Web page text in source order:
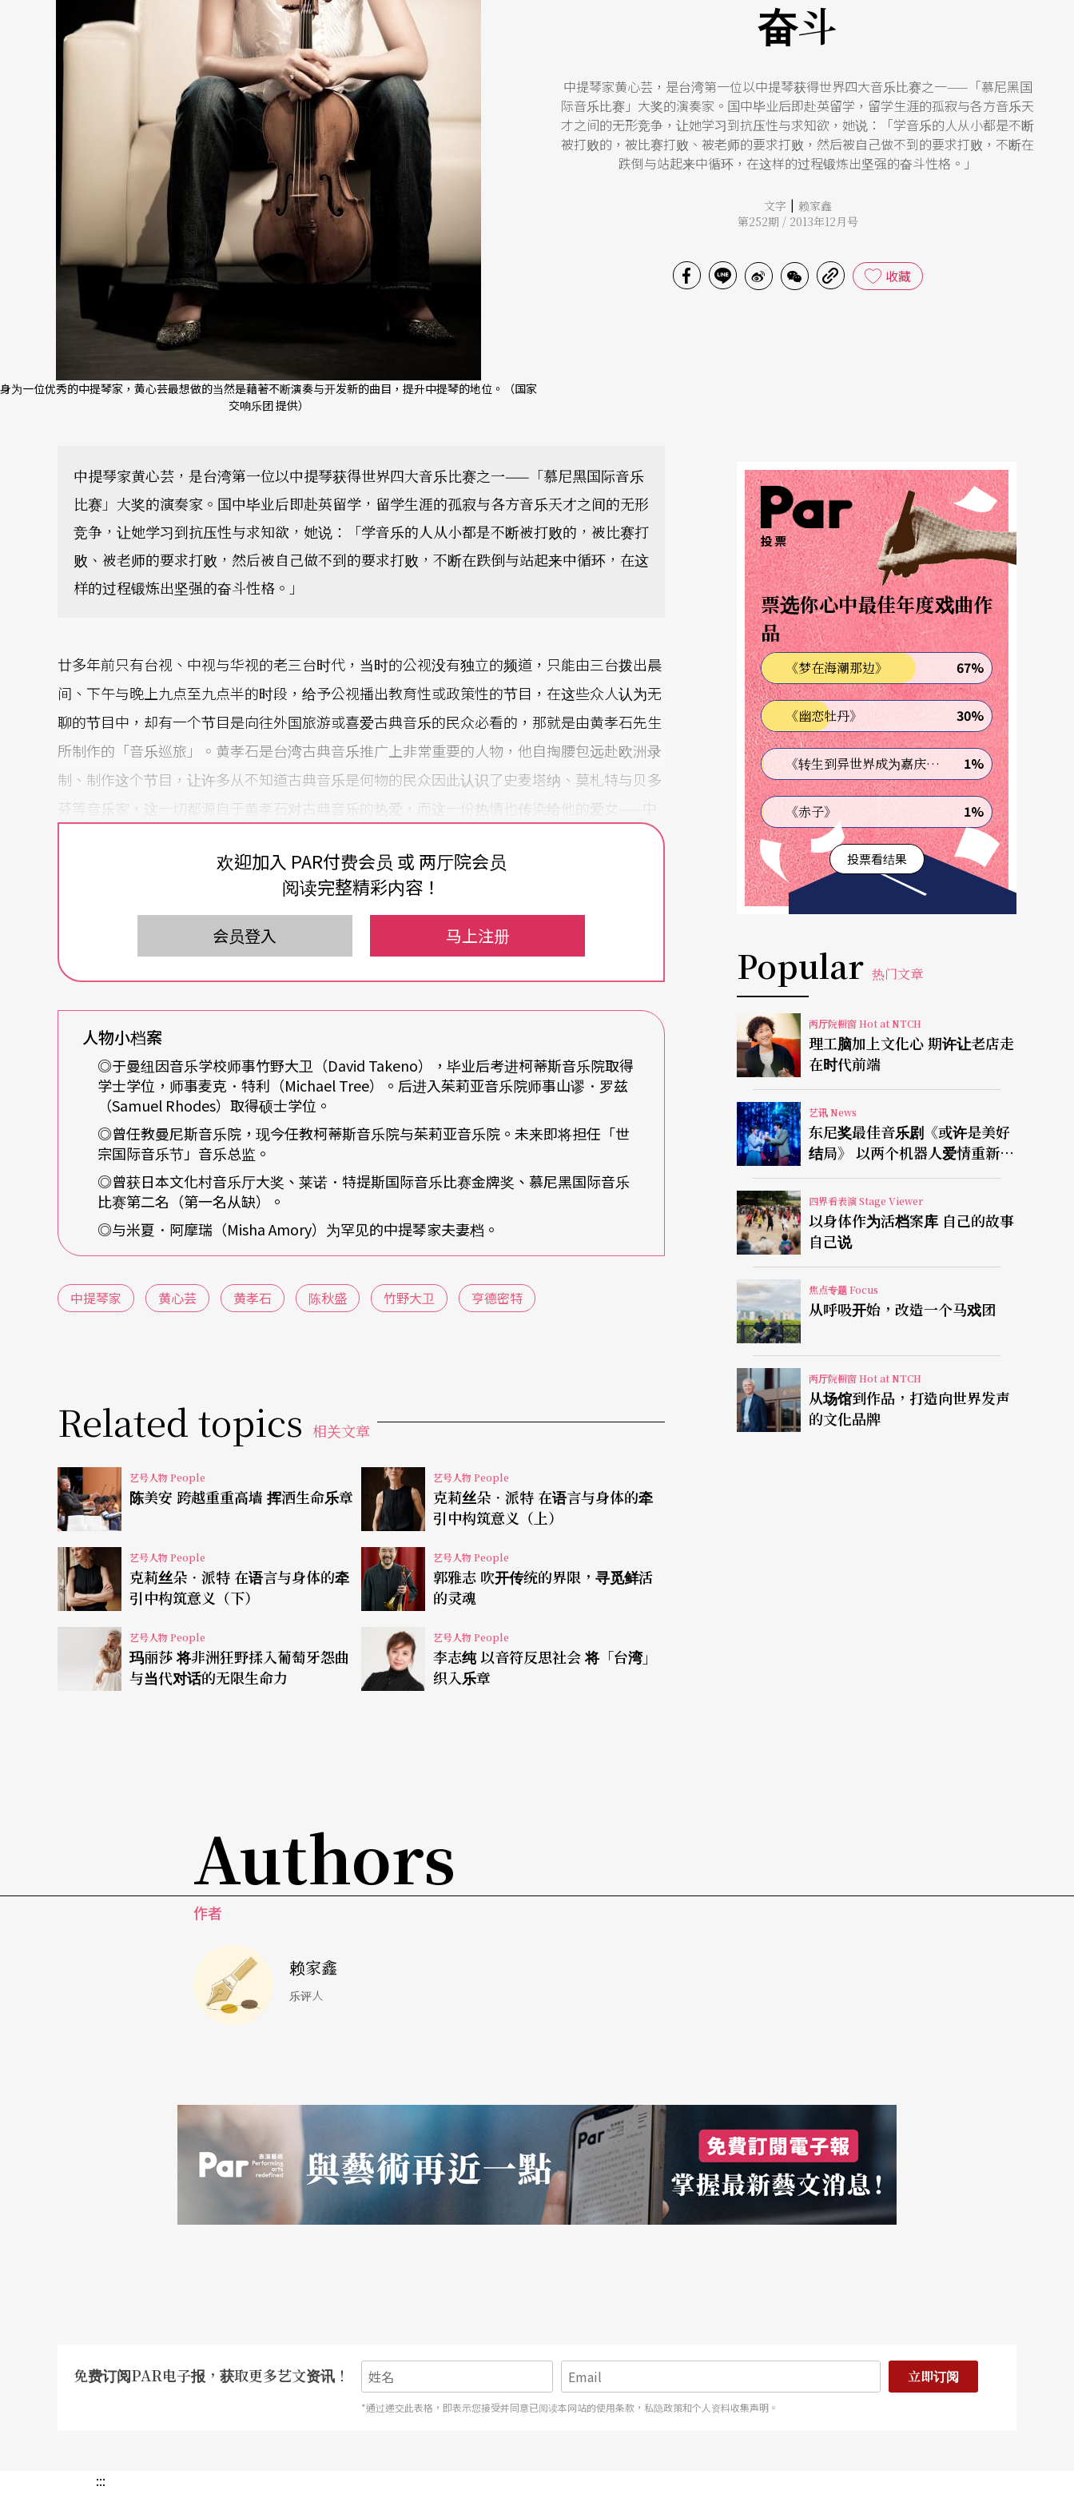
身为一位优秀的中提琴家，黄心芸最想做的当然是藉著不断演奏与开发新的曲目，提升中提琴的地位。（国家
交响乐团 提供）
奋斗
中提琴家黄心芸，是台湾第一位以中提琴获得世界四大音乐比赛之一——「慕尼黑国
际音乐比赛」大奖的演奏家。国中毕业后即赴英留学，留学生涯的孤寂与各方音乐天
才之间的无形竞争，让她学习到抗压性与求知欲，她说：「学音乐的人从小都是不断
被打败的，被比赛打败、被老师的要求打败，然后被自己做不到的要求打败，不断在
跌倒与站起来中循环，在这样的过程锻炼出坚强的奋斗性格。」
文字 | 赖家鑫
第252期 / 2013年12月号
收藏
中提琴家黄心芸，是台湾第一位以中提琴获得世界四大音乐比赛之一——「慕尼黑国际音乐
比赛」大奖的演奏家。国中毕业后即赴英留学，留学生涯的孤寂与各方音乐天才之间的无形
竞争，让她学习到抗压性与求知欲，她说：「学音乐的人从小都是不断被打败的，被比赛打
败、被老师的要求打败，然后被自己做不到的要求打败，不断在跌倒与站起来中循环，在这
样的过程锻炼出坚强的奋斗性格。」
廿多年前只有台视、中视与华视的老三台时代，当时的公视没有独立的频道，只能由三台拨出晨
间、下午与晚上九点至九点半的时段，给予公视播出教育性或政策性的节目，在这些众人认为无
聊的节目中，却有一个节目是向往外国旅游或喜爱古典音乐的民众必看的，那就是由黄孝石先生
所制作的「音乐巡旅」。黄孝石是台湾古典音乐推广上非常重要的人物，他自掏腰包远赴欧洲录
制、制作这个节目，让许多从不知道古典音乐是何物的民众因此认识了史麦塔纳、莫札特与贝多
芬等音乐家，这一切都源自于黄孝石对古典音乐的热爱，而这一份热情也传染给他的爱女——中
「我是最幸福的音乐家！父亲对我的影响是超乎所有人的想像。每一次当我要决定什么事情或是
如何更上层楼时，他总是鼓励我，即使不在我身边。他热爱音乐，并且认为音乐在文化中非常重
要，是人类的核心价值。现在，音乐也成为我的使命了。」黄心芸说。
因缘际会 与中提琴结缘终生
目前任教于费城柯蒂斯音乐院与茱莉亚音乐院的黄心芸，是台湾第一位以中提琴获得世界四大音
乐比赛之一——「慕尼黑国际音乐比赛」（ARD International Music Competition in Munich）大
奖的演奏家。如同许多音乐班的学生，她一开始是主修钢琴，是在选择第二样乐器时，才选了中
提琴。当时，黄心芸认为拉小提琴或选小提琴的人最多，所以她与父亲走进管弦乐教室，直接问
老师还缺什么乐器，当时只剩下中提琴与双簧管可以选，由于父亲认为女孩子吹管乐「脸红脖子
粗」不好看，所以选了中提琴，便与中提琴结伴终生。
「我一开始就爱上中提琴，在第一次听到海顿（Joseph Haydn）弦乐四重奏作品七十六第四首
《日出》的现场演出之前，我从来没有听过弦乐四重奏，当时我的呼吸随著音乐起伏。记得当中
我开始对室内乐感兴趣，开始学习莫札特、贝多芬、海顿、布拉姆斯与舒曼等等作曲家的室内
可能成为钢琴家的，应该改中提琴为主修，这是因为陈秋盛发现她有著过人天分，已预示到她在
音乐上将有一番不凡的成就，才会提出如此建议，当然也有意栽培。因此，陈秋盛开始邀她每周
六下午到他家的地下室，与刘孟捷、吕绍嘉一起接受他的指导。当时还是国中生的黄心芸与两位
大哥哥，在地下室开始玩起音乐。这两年的周六下午是她人生中最快乐、最难忘的美好时光：「
那两年的星期六，我与刘孟捷、吕绍嘉在陈老师家的地下室学习，真是令人难忘，而且很好玩。
我们会轮流演奏、指挥交响曲、歌剧、协奏曲与奏鸣曲。每次一玩都是好几个小时，我们真的玩
得很开心，也很幸运有这样的友谊，这样的感情是永远不会消失的。」
学习音乐
国中毕业后，黄心芸远赴伦敦曼纽因音乐学校，随日籍中提琴家竹野大卫学习。双亲的不舍及经
济上的压力，促使黄心芸必须更加努力与善用时间，因为这是揹负著父母亲的期许与牺牲换来
留学生涯的孤寂与各方音乐天才之间的无形竞争，让她学习到抗压性与求知欲，锻炼了她坚强的
意志力与奋斗的性格。「《纽约时报》曾有篇文章，访问了美国政治经济方面最成功的创新者，
请教什么是对他们来说一辈子最大的影响？他们的回答都是：小时候学音乐。音乐带给你审美的
观点，这是其他艺术或学科都无法做到的，是无价的。如果今天能拉到贝多芬的弦乐四重奏，这
不断被打败的，被比赛打败、被老师的要求打败，然后被自己做不到的要求打败，不断在跌倒与
站起来中循环，在这样的过程锻炼出坚强的奋斗性格。」
的中提琴借她使用，一借就是两年，直到她终于有钱可以买一把真正属于自己的中提琴。
却连获国际比赛大奖
在曼纽因音乐学校时，竹野先生即已开始鼓励黄心芸参加「莱诺．特提斯国际比赛」（Lionel Te
rtis International Competition），她也成为该比赛史上最年轻的金牌得主。「 其实我不太相信
「慕尼黑的比赛是为了父亲去的。他热切地盼望我去，但我完全不感兴趣，因为很清楚这是他的
愿望，所以我去了，也拿到了。当然现在我非常感激，但那个时候，我真的谁都不认识，什么事
在慕尼黑国际音乐比赛获奖，也意味著黄心芸已经站上国际舞台，瞬时成为知名人物，但是她并
欢迎加入 PAR付费会员 或 两厅院会员
阅读完整精彩内容！
会员登入 马上注册
人物小档案
◎于曼纽因音乐学校师事竹野大卫（David Takeno），毕业后考进柯蒂斯音乐院取得
学士学位，师事麦克．特利（Michael Tree）。后进入茱莉亚音乐院师事山谬．罗兹
（Samuel Rhodes）取得硕士学位。
◎曾任教曼尼斯音乐院，现今任教柯蒂斯音乐院与茱莉亚音乐院。未来即将担任「世
宗国际音乐节」音乐总监。
◎曾获日本文化村音乐厅大奖、莱诺．特提斯国际音乐比赛金牌奖、慕尼黑国际音乐
比赛第二名（第一名从缺）。
◎与米夏．阿摩瑞（Misha Amory）为罕见的中提琴家夫妻档。
中提琴家 黄心芸 黄孝石 陈秋盛 竹野大卫 亨德密特
Related topics 相关文章
艺号人物 People
陈美安 跨越重重高墙 挥洒生命乐章
艺号人物 People
克莉丝朵．派特 在语言与身体的牵
引中构筑意义（上）
艺号人物 People
克莉丝朵．派特 在语言与身体的牵
引中构筑意义（下）
艺号人物 People
郭雅志 吹开传统的界限，寻觅鲜活
的灵魂
艺号人物 People
玛丽莎 将非洲狂野揉入葡萄牙怨曲
与当代对话的无限生命力
艺号人物 People
李志纯 以音符反思社会 将「台湾」
织入乐章
投票
票选你心中最佳年度戏曲作
品
《梦在海潮那边》 67%
《幽恋牡丹》 30%
《转生到异世界成为嘉庆君—发现我的祖先是诈骗集团!?》 1%
《赤子》 1%
投票看结果
Popular 热门文章
两厅院橱窗 Hot at NTCH
理工脑加上文化心 期许让老店走
在时代前端
艺讯 News
东尼奖最佳音乐剧《或许是美好
结局》 以两个机器人爱情重新凝
视有限人生
四界看表演 Stage Viewer
以身体作为活档案库 自己的故事
自己说
焦点专题 Focus
从呼吸开始，改造一个马戏团
两厅院橱窗 Hot at NTCH
从场馆到作品，打造向世界发声
的文化品牌
Authors
作者
赖家鑫
乐评人
免费订阅PAR电子报，获取更多艺文资讯！ 立即订阅
*通过递交此表格，即表示您接受并同意已阅读本网站的使用条款，私隐政策和个人资料收集声明。
:::